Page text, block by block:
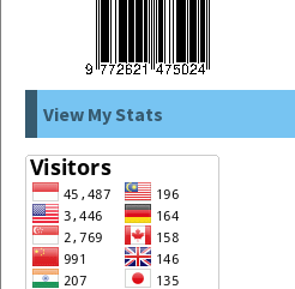
View My Stats